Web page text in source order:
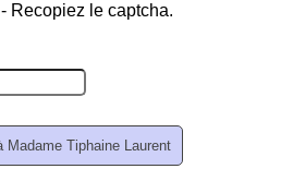
- Recopiez le captcha.